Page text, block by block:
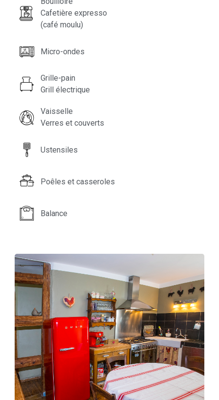
Cafetière expresso
(café moulu)
Micro-ondes
Grille-pain
Grill électrique
Vaisselle
Verres et couverts
Ustensiles
Poêles et casseroles
Balance